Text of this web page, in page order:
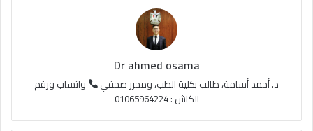
Dr ahmed osama
د. أحمد أسامة، طالب بكلية الطب، ومحرر صحفي
واتساب ورقم
الكاش : 01065964224